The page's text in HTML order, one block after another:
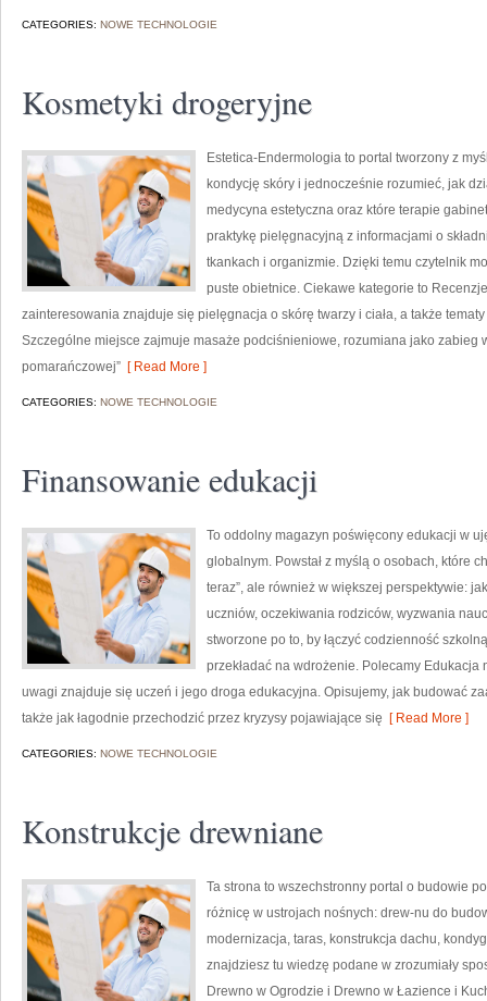
CATEGORIES: NOWE TECHNOLOGIE
Kosmetyki drogeryjne
Estetica-Endermologia to portal tworzony z
kondycję skóry i jednocześnie rozumieć, jak
medycyna estetyczna oraz które terapie
praktykę pielęgnacyjną z informacjami o
tkankach i organizmie. Dzięki temu czytelnik
puste obietnice. Ciekawe kategorie to
zainteresowania znajduje się pielęgnacja o skórę twarzy i ciała, a także
Szczególne miejsce zajmuje masaże podciśnieniowe, rozumiana jako zabieg
pomarańczowej” [ Read More ]
CATEGORIES: NOWE TECHNOLOGIE
Finansowanie edukacji
To oddolny magazyn poświęcony edukacji w
globalnym. Powstał z myślą o osobach, które
teraz”, ale również w większej perspektywie:
uczniów, oczekiwania rodziców, wyzwania
stworzone po to, by łączyć codzienność
przekładać na wdrożenie. Polecamy
uwagi znajduje się uczeń i jego droga edukacyjna. Opisujemy, jak budować
także jak łagodnie przechodzić przez kryzysy pojawiające się [ Read More ]
CATEGORIES: NOWE TECHNOLOGIE
Konstrukcje drewniane
Ta strona to wszechstronny portal o budowie
różnicę w ustrojach nośnych: drew-nu do
modernizacja, taras, konstrukcja dachu,
znajdziesz tu wiedzę podane w zrozumiały
Drewno w Ogrodzie i Drewno w Łazience i